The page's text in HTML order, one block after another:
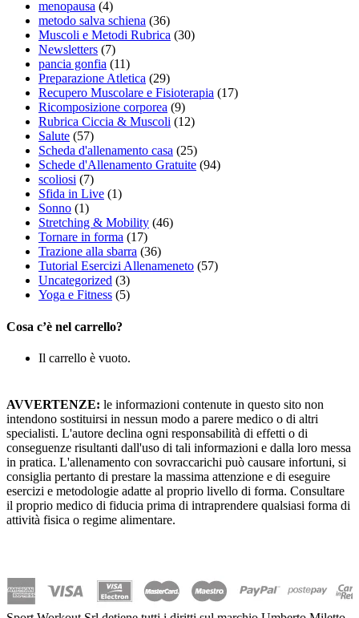
menopausa (4)
metodo salva schiena (36)
Muscoli e Metodi Rubrica (30)
Newsletters (7)
pancia gonfia (11)
Preparazione Atletica (29)
Recupero Muscolare e Fisioterapia (17)
Ricomposizione corporea (9)
Rubrica Ciccia & Muscoli (12)
Salute (57)
Scheda d'allenamento casa (25)
Schede d'Allenamento Gratuite (94)
scoliosi (7)
Sfida in Live (1)
Sonno (1)
Stretching & Mobility (46)
Tornare in forma (17)
Trazione alla sbarra (36)
Tutorial Esercizi Allenameneto (57)
Uncategorized (3)
Yoga e Fitness (5)
Cosa c’è nel carrello?
Il carrello è vuoto.
AVVERTENZE: le informazioni contenute in questo sito non
intendono sostituirsi in nessun modo a parere medico o di altri
specialisti. L'autore declina ogni responsabilità di effetti o di
conseguenze risultanti dall'uso di tali informazioni e dalla loro messa
in pratica. L'allenamento con sovraccarichi può causare infortuni, si
consiglia pertanto di prestare la massima attenzione e di eseguire
esercizi e metodologie adatte al proprio livello di forma. Consultare
il proprio medico di fiducia prima di intraprendere qualsiasi forma di
attività fisica o regime alimentare.